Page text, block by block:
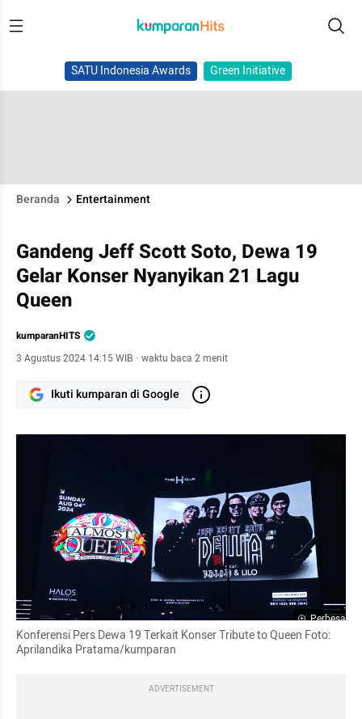
SATU Indonesia Awards Green Initiative
Beranda Entertainment
Gandeng Jeff Scott Soto, Dewa 19
Gelar Konser Nyanyikan 21 Lagu
Queen
kumparanHITS
3 Agustus 2024 14:15 WIB · waktu baca 2 menit
Ikuti kumparan di Google
Perbesar
Konferensi Pers Dewa 19 Terkait Konser Tribute to Queen Foto:
Aprilandika Pratama/kumparan
ADVERTISEMENT